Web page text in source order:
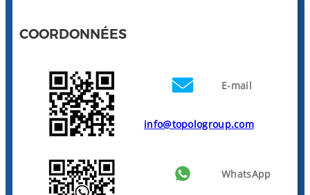
COORDONNÉES
E-mail
info@topologroup.com
WhatsApp